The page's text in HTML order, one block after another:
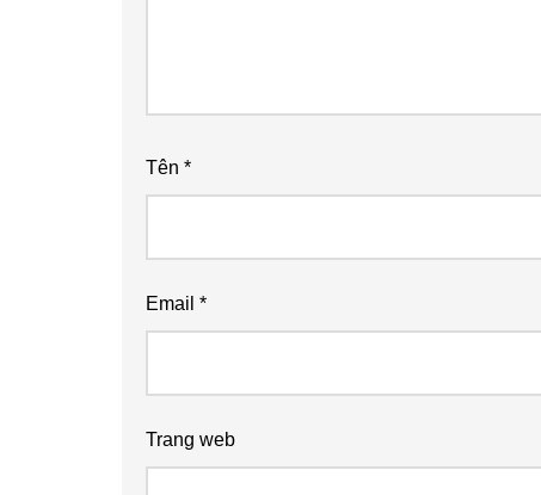
Tên *
Email *
Trang web